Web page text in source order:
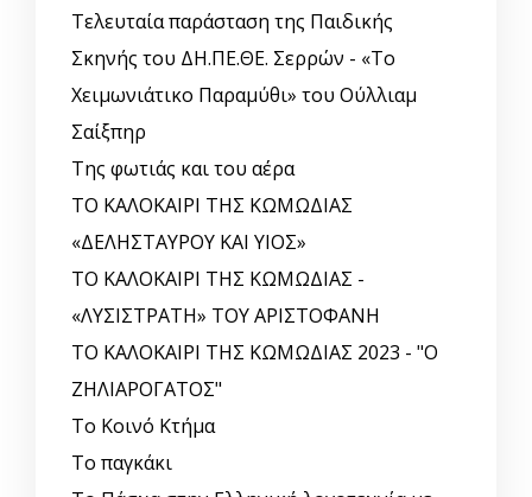
Τελευταία παράσταση της Παιδικής
Σκηνής του ΔΗ.ΠΕ.ΘΕ. Σερρών - «Το
Χειμωνιάτικο Παραμύθι» του Ούλλιαμ
Σαίξπηρ
Της φωτιάς και του αέρα
ΤΟ ΚΑΛΟΚΑΙΡΙ ΤΗΣ ΚΩΜΩΔΙΑΣ
«ΔΕΛΗΣΤΑΥΡΟΥ ΚΑΙ ΥΙΟΣ»
ΤΟ ΚΑΛΟΚΑΙΡΙ ΤΗΣ ΚΩΜΩΔΙΑΣ -
«ΛΥΣΙΣΤΡΑΤΗ» ΤΟΥ ΑΡΙΣΤΟΦΑΝΗ
ΤΟ ΚΑΛΟΚΑΙΡΙ ΤΗΣ ΚΩΜΩΔΙΑΣ 2023 - "Ο
ΖΗΛΙΑΡΟΓΑΤΟΣ"
Το Κοινό Κτήμα
Το παγκάκι